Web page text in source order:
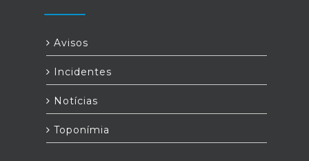
Avisos
Incidentes
Notícias
Toponímia